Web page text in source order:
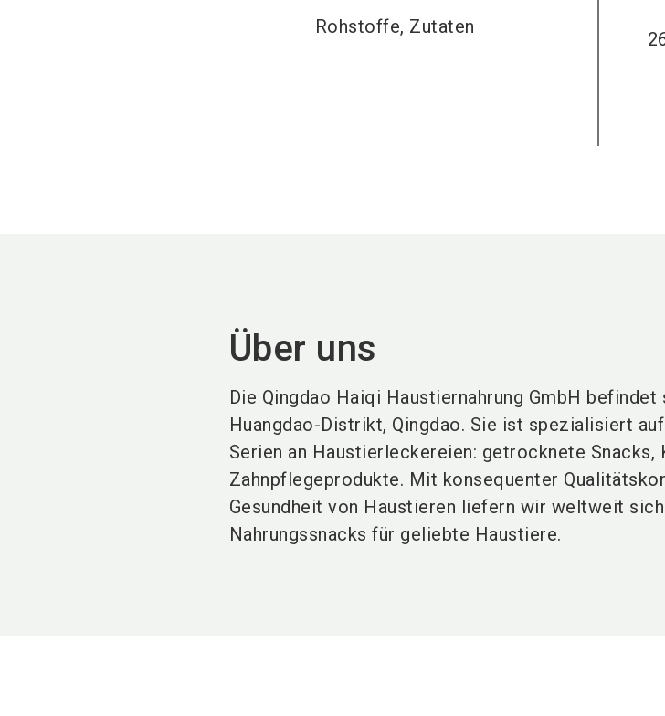
Rohstoffe, Zutaten
Über uns
Die Qingdao Haiqi Haustiernahrung GmbH
Huangdao-Distrikt, Qingdao. Sie ist spezialisiert
Serien an Haustierleckereien: getrocknete Snacks,
Zahnpflegeprodukte. Mit konsequenter
Gesundheit von Haustieren liefern wir weltweit
Nahrungssnacks für geliebte Haustiere.